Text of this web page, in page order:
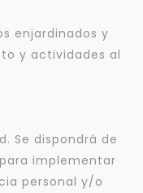
enjardinados y
y actividades al
Se dispondrá de
implementar
personal y/o